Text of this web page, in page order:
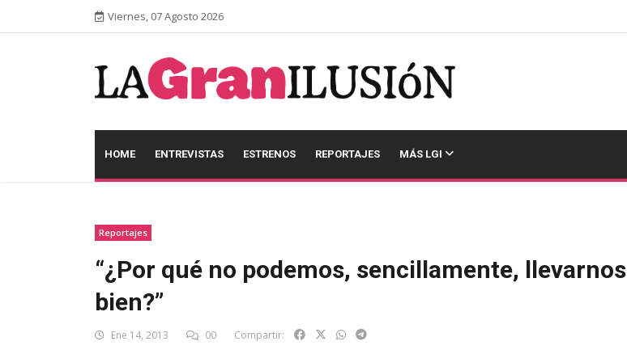
Viernes, 07 Agosto 2026
HOME ENTREVISTAS ESTRENOS REPORTAJES MÁS LGI
Reportajes
“¿Por qué no podemos, sencillamente, llevarnos
bien?”
Ene 14, 2013 00 Compartir: